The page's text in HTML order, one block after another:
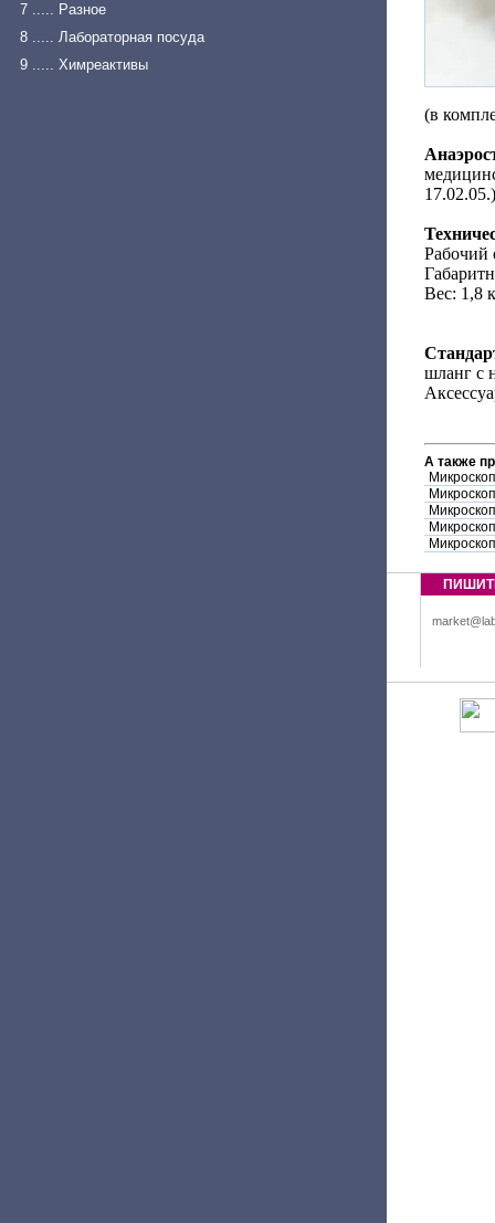
7 ..... Разное
8 ..... Лабораторная посуда
9 ..... Химреактивы
(в
17.02.05.)
Рабочий
Вес: 1,8
шланг с
А также